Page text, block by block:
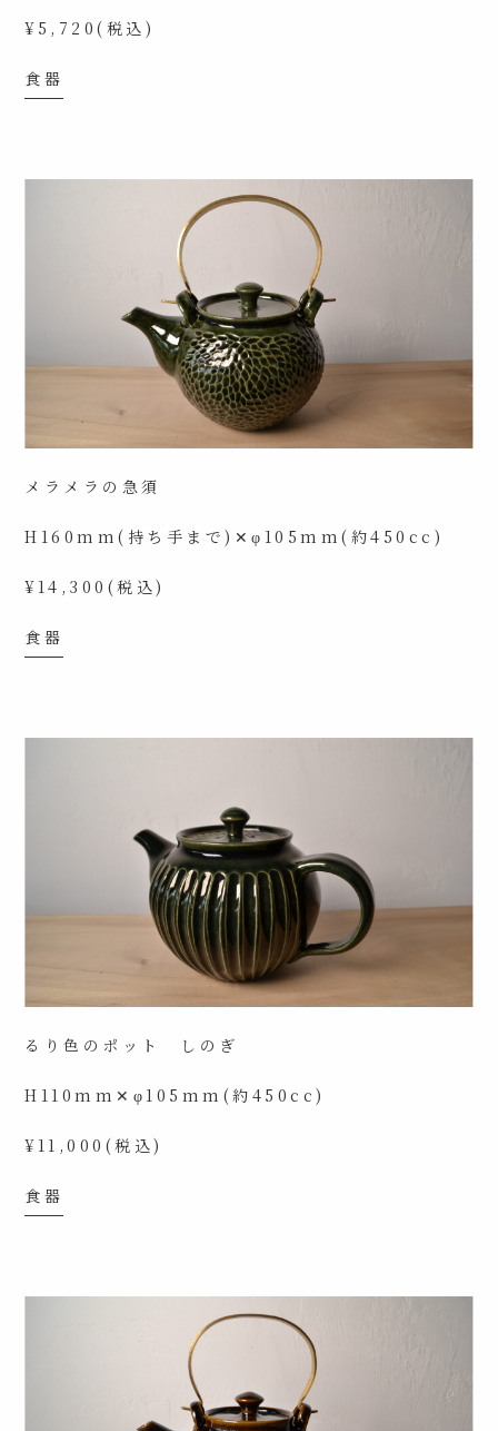
¥5,720(税込)
食器
メラメラの急須
H160mm(持ち手まで)✕φ105mm(約450cc)
¥14,300(税込)
食器
るり色のポット しのぎ
H110mm✕φ105mm(約450cc)
¥11,000(税込)
食器